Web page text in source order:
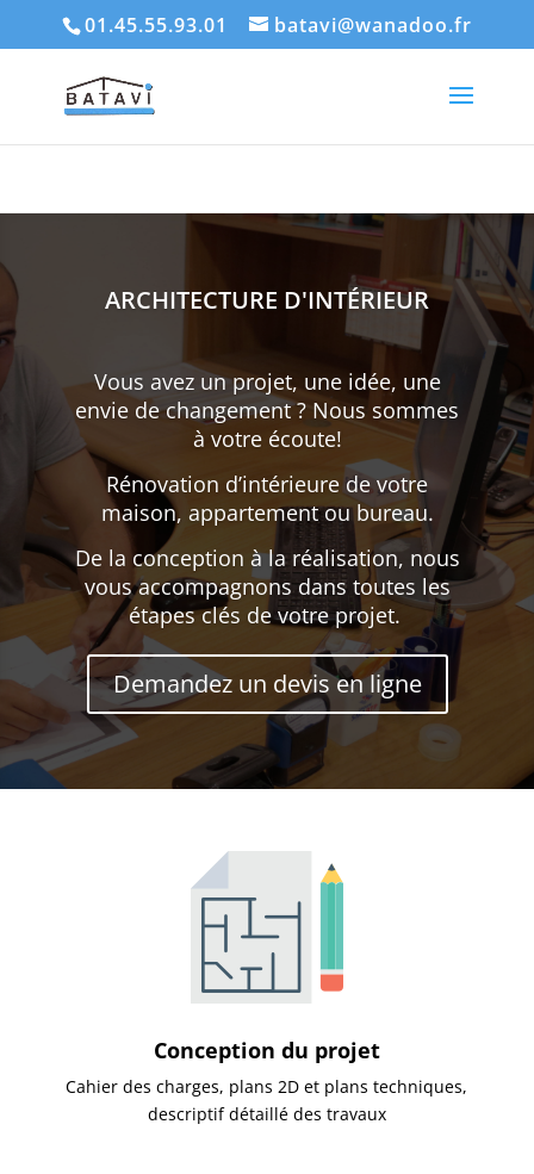
01.45.55.93.01 batavi@wanadoo.fr
ARCHITECTURE D'INTÉRIEUR
Vous avez un projet, une idée, une
envie de changement ? Nous sommes
à votre écoute!
Rénovation d’intérieure de votre
maison, appartement ou bureau.
De la conception à la réalisation, nous
vous accompagnons dans toutes les
étapes clés de votre projet.
Demandez un devis en ligne
Conception du projet
Cahier des charges, plans 2D et plans techniques,
descriptif détaillé des travaux